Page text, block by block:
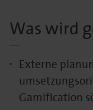
Was wird
Externe
Gamification